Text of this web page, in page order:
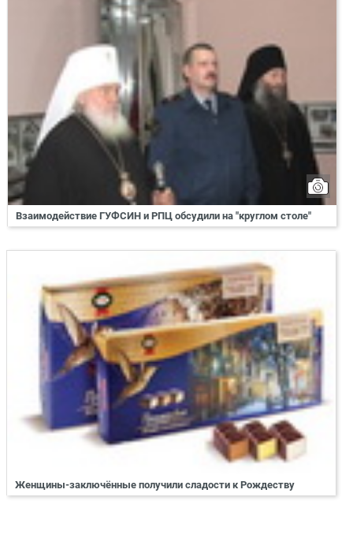
Взаимодействие ГУФСИН и РПЦ обсудили на "круглом столе"
Женщины-заключённые получили сладости к Рождеству